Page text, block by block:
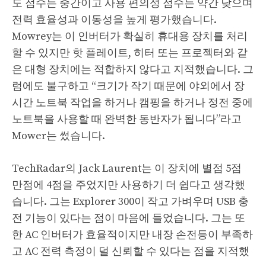
도 점수는 중간이고 사용 편의성 점수는 약간 낮으며
전력 효율성과 이동성을 높게 평가했습니다.
Mowrey는 이 인버터가 확실히 휴대용 장치를 처리
할 수 있지만 핫 플레이트, 히터 또는 프로젝터와 같
은 대형 장치에는 적합하지 않다고 지적했습니다. 그
럼에도 불구하고 “크기가 작기 때문에 야외에서 장
시간 노트북 작업을 하거나 캠핑을 하거나 정전 중에
노트북을 사용할 때 완벽한 동반자가 됩니다”라고
Mower는 썼습니다.
TechRadar의 Jack Laurent는 이 장치에 별점 5점
만점에 4점을 주었지만 사용하기 더 쉽다고 생각했
습니다. 그는 Explorer 300이 작고 가벼우며 USB 충
전 기능이 있다는 점이 마음에 들었습니다. 그는 또
한 AC 인버터가 효율적이지만 내장 손전등이 부족하
고 AC 전력 측정이 덜 신뢰할 수 있다는 점을 지적했